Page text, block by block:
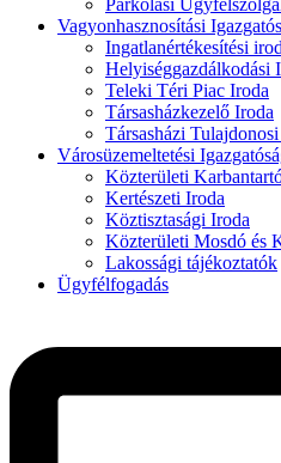
Vagyonhasznosítási
Ingatlanértékesítési
Helyiséggazdálkodási
Teleki Téri Piac Iroda
Társasházkezelő Iroda
Társasházi
Városüzemeltetési
Közterületi
Kertészeti Iroda
Köztisztasági Iroda
Közterületi Mosdó és
Lakossági tájékoztatók
Ügyfélfogadás